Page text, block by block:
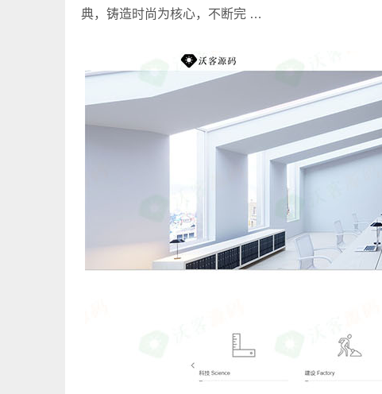
典，铸造时尚为核心，不断完 …